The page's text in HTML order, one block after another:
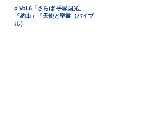
« Vol.6「さらば 手塚国光」
「約束」「天使と聖書（バイブ
ル）」